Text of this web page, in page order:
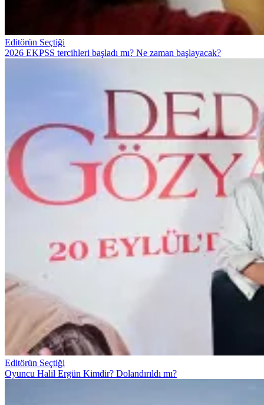
Editörün Seçtiği
2026 EKPSS tercihleri başladı mı? Ne zaman başlayacak?
Editörün Seçtiği
Oyuncu Halil Ergün Kimdir? Dolandırıldı mı?